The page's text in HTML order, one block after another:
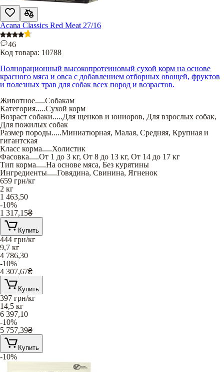
Acana Classics Red Meat 27/16
46
Код товара: 10788
Полнорационный высокопротеиновый сухой корм на основе
красного мяса и овса с добавлением отборных овощей, фруктов
и полезных трав для собак всех пород и возрастов.
Животное.....Собакам
Категория.....Сухой корм
Возраст собаки.....Для щенков и юниоров, Для взрослых собак,
Для пожилых собак
Размер породы.....Миниатюрная, Малая, Средняя, Крупная и
гигантская
Класс корма.....Холистик
Фасовка.....От 1 до 3 кг, От 8 до 13 кг, От 14 до 17 кг
Тип корма.....На основе мяса, Без курятины
Ингредиенты.....Говядина, Свинина, Ягненок
659 грн/кг
2 кг
1 463,50
-10%
1 317,15₴
Купить
444 грн/кг
9,7 кг
4 786,30
-10%
4 307,67₴
Купить
397 грн/кг
14,5 кг
6 397,10
-10%
5 757,39₴
Купить
-10%